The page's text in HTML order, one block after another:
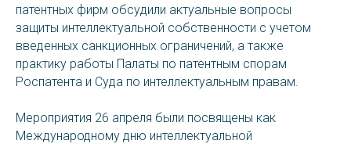
патентных фирм обсудили актуальные вопросы
защиты интеллектуальной собственности с учетом
введенных санкционных ограничений, а также
практику работы Палаты по патентным спорам
Роспатента и Суда по интеллектуальным правам.
Мероприятия 26 апреля были посвящены как
Международному дню интеллектуальной